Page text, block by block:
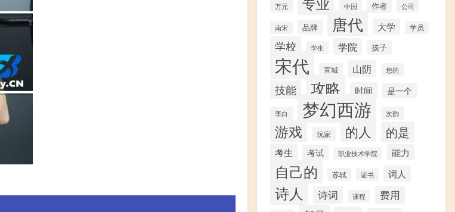
万元 中国 作者 公司
南宋 品牌 唐代 大学 学员
学校 学生 学院 孩子
宋代 宣城 山阴 您的
技能 攻略 时间 是一个
李白 梦幻西游 次韵
游戏 玩家 的人 的是
考生 考试 职业技术学院 能力
自己的 苏轼 证书 词人
诗人 诗词 课程 费用